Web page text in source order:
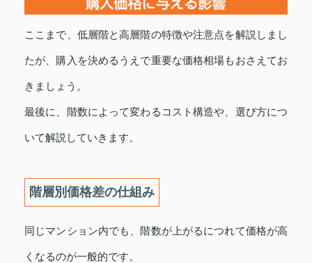
ここまで、低層階と高層階の特徴や注意点を解説しまし
たが、購入を決めるうえで重要な価格相場もおさえてお
きましょう。
最後に、階数によって変わるコスト構造や、選び方につ
いて解説していきます。
階層別価格差の仕組み
同じマンション内でも、階数が上がるにつれて価格が高
くなるのが一般的です。